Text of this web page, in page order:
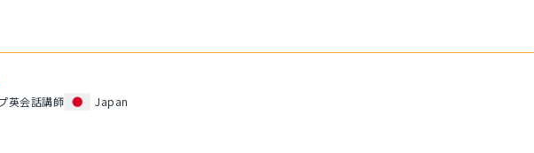
英会話講師
Japan